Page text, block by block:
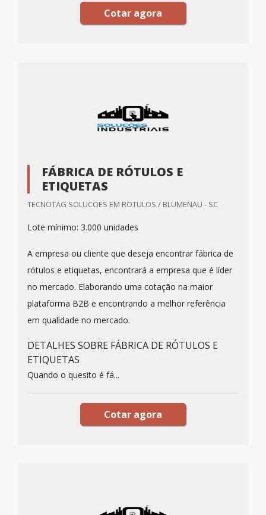
Cotar agora
FÁBRICA DE RÓTULOS E
ETIQUETAS
TECNOTAG SOLUCOES EM ROTULOS / BLUMENAU - SC
Lote mínimo: 3.000 unidades
A empresa ou cliente que deseja encontrar fábrica de
rótulos e etiquetas, encontrará a empresa que é líder
no mercado. Elaborando uma cotação na maior
plataforma B2B e encontrando a melhor referência
em qualidade no mercado.
DETALHES SOBRE FÁBRICA DE RÓTULOS E
ETIQUETAS
Quando o quesito é fá...
Cotar agora